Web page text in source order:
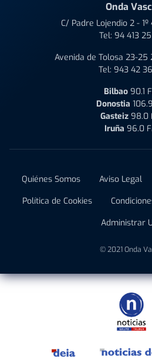
Onda
C/ Padre Lojendio 2 -
Tel: 94 413
Avenida de Tolosa 23-25
Tel: 943 42
Bilbao 90.1
Donostia
Gasteiz 98.0
Iruña 96.0
Quiénes Somos Aviso Legal
Política de Cookies
Administrar
© 2021 Onda